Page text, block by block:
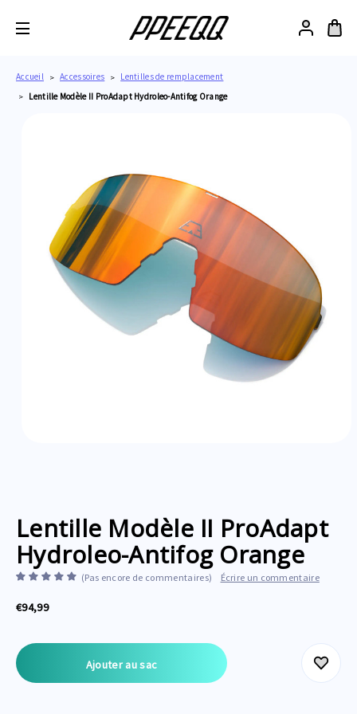
Accueil Accessoires
Lentilles de remplacement
Lentille Modèle II ProAdapt Hydroleo-Antifog Orange
Lentille Modèle II ProAdapt
Hydroleo-Antifog Orange
(Pas encore de commentaires) Écrire un commentaire
€94,99
Stock
actuel